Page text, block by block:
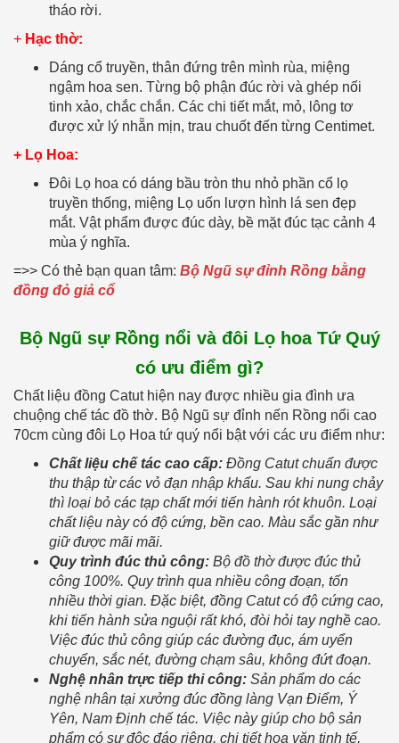
tháo rời.
+ Hạc thờ:
Dáng cổ truyền, thân đứng trên mình rùa, miệng
ngậm hoa sen. Từng bộ phận đúc rời và ghép nối
tinh xảo, chắc chắn. Các chi tiết mắt, mỏ, lông tơ
được xử lý nhẵn mịn, trau chuốt đến từng Centimet.
+ Lọ Hoa:
Đôi Lọ hoa có dáng bầu tròn thu nhỏ phần cổ lọ
truyền thống, miệng Lọ uốn lượn hình lá sen đẹp
mắt. Vật phẩm được đúc dày, bề mặt đúc tạc cảnh 4
mùa ý nghĩa.
=>> Có thẻ bạn quan tâm: Bộ Ngũ sự đỉnh Rồng bằng
đồng đỏ giả cổ
Bộ Ngũ sự Rồng nổi và đôi Lọ hoa Tứ Quý
có ưu điểm gì?
Chất liệu đồng Catut hiện nay được nhiều gia đình ưa
chuộng chế tác đồ thờ. Bộ Ngũ sự đỉnh nến Rồng nổi cao
70cm cùng đôi Lọ Hoa tứ quý nổi bật với các ưu điểm như:
Chất liệu chế tác cao cấp: Đồng Catut chuẩn được
thu thập từ các vỏ đạn nhập khẩu. Sau khi nung chảy
thì loại bỏ các tạp chất mới tiến hành rót khuôn. Loại
chất liệu này có độ cứng, bền cao. Màu sắc gần như
giữ được mãi mãi.
Quy trình đúc thủ công: Bộ đồ thờ được đúc thủ
công 100%. Quy trình qua nhiều công đoạn, tốn
nhiều thời gian. Đặc biệt, đồng Catut có độ cứng cao,
khi tiến hành sửa nguội rất khó, đòi hỏi tay nghề cao.
Việc đúc thủ công giúp các đường đục, ám uyển
chuyển, sắc nét, đường chạm sâu, không đứt đoạn.
Nghệ nhân trực tiếp thi công: Sản phẩm do các
nghệ nhân tại xưởng đúc đồng làng Vạn Điểm, Ý
Yên, Nam Định chế tác. Việc này giúp cho bộ sản
phẩm có sự độc đáo riêng, chi tiết hoa văn tinh tế,